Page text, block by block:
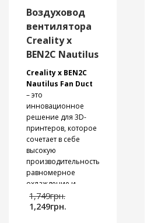
Воздуховод
вентилятора
Creality x
BEN2C Nautilus
Creality x BEN2C
Nautilus Fan Duct
– это
инновационное
решение для 3D-
принтеров, которое
сочетает в себе
высокую
производительность,
равномерное
охлаждение и
легкий дизайн. Этот
воздухоотвод
1,749грн.
1,249грн.